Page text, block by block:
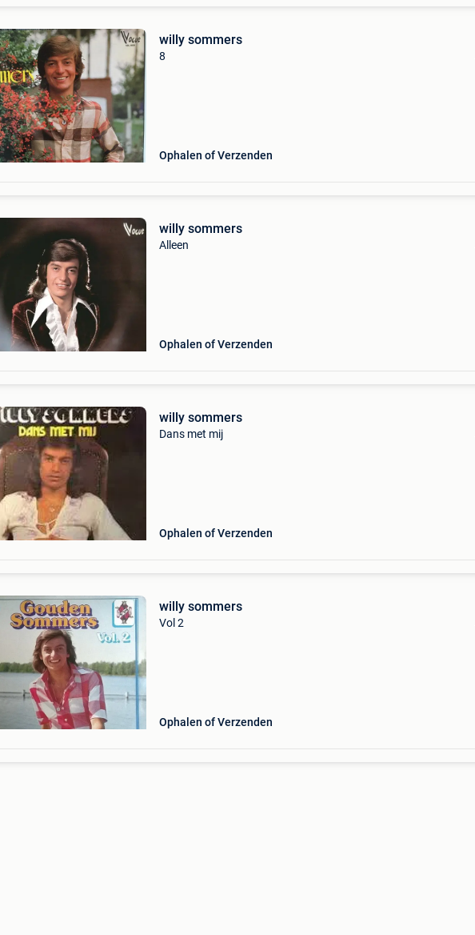
willy sommers
8
Ophalen of Verzenden
willy sommers
Alleen
Ophalen of Verzenden
willy sommers
Dans met mij
Ophalen of Verzenden
willy sommers
Vol 2
Ophalen of Verzenden